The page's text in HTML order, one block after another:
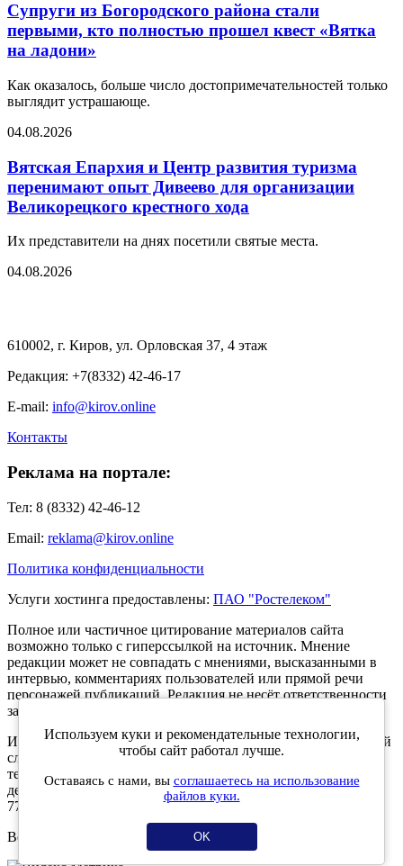
Супруги из Богородского района стали
первыми, кто полностью прошел квест «Вятка
на ладони»
Как оказалось, больше число достопримечательностей только
выглядит устрашающе.
04.08.2026
Вятская Епархия и Центр развития туризма
перенимают опыт Дивеево для организации
Великорецкого крестного хода
Их представители на днях посетили святые места.
04.08.2026
610002, г. Киров, ул. Орловская 37, 4 этаж
Редакция: +7(8332) 42-46-17
E-mail: info@kirov.online
Контакты
Реклама на портале:
Тел: 8 (8332) 42-46-12
Email: reklama@kirov.online
Политика конфиденциальности
Услуги хостинга предоставлены: ПАО "Ростелеком"
Полное или частичное цитирование материалов сайта
возможно только с гиперссылкой на источник. Мнение
редакции может не совпадать с мнениями, высказанными в
интервью, комментариях пользователей или прямой речи
персонажей публикаций. Редакция не несёт ответственности
за текст комментариев читателей.
Интернет-портал Kirov.online зарегистрирован в Федеральной
службе по надзору в сфере связи, информационных
технологий и массовых коммуникаций (Роскомнадзор) 5
декабря 2019 года. Регистрационный номер ЭЛ № ФС 77 -
77189.
Возрастное ограничение 12+
Используем куки и рекомендательные технологии,
чтобы сайт работал лучше.
Оставаясь с нами, вы соглашаетесь на использование
файлов куки.
OK